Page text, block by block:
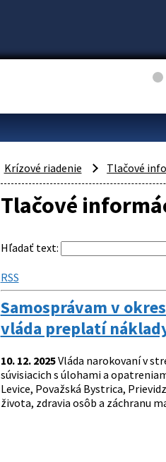
Krízové riadenie Tlačové
Tlačové
Hľadať text:
RSS
Samosprávam v
vláda preplatí
10. 12. 2025Vláda narokovaní v
súvisiacich s úlohami a
Levice, Považská Bystrica,
života, zdravia osôb a záchranu